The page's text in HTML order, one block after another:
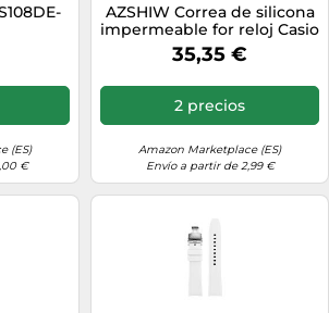
(ES)
€
AZSHIW Correa de silicona
impermeable for reloj Casio
EDIFICE ECB-20, EQB-
800BL, 500, 900, EFR-303 y
35,35 €
2 precios
Amazon Marketplace (ES)
Envío a partir de 2,99 €